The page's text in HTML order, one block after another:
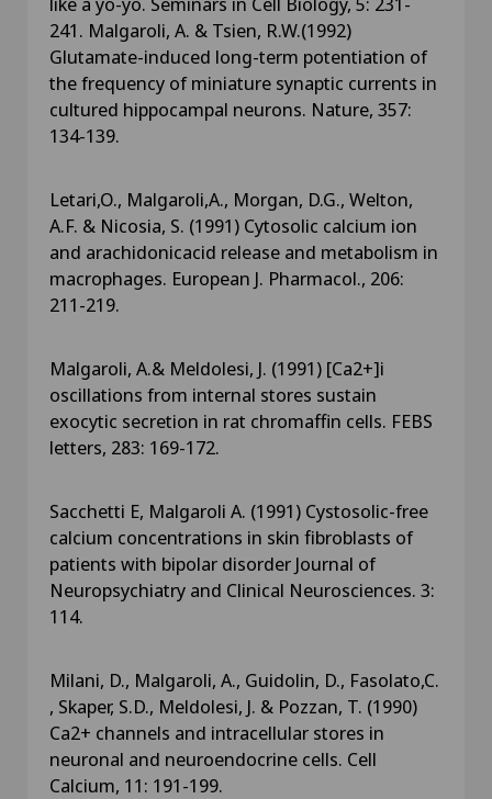
241. Malgaroli, A. & Tsien, R.W.(1992)
Glutamate-induced long-term potentiation of
the frequency of miniature synaptic currents in
cultured hippocampal neurons. Nature, 357:
134-139.
Letari,O., Malgaroli,A., Morgan, D.G., Welton,
A.F. & Nicosia, S. (1991) Cytosolic calcium ion
and arachidonicacid release and metabolism in
macrophages. European J. Pharmacol., 206:
211-219.
Malgaroli, A.& Meldolesi, J. (1991) [Ca2+]i
oscillations from internal stores sustain
exocytic secretion in rat chromaffin cells. FEBS
letters, 283: 169-172.
Sacchetti E, Malgaroli A. (1991) Cystosolic-free
calcium concentrations in skin fibroblasts of
patients with bipolar disorder Journal of
Neuropsychiatry and Clinical Neurosciences. 3:
114.
Milani, D., Malgaroli, A., Guidolin, D., Fasolato,C.
, Skaper, S.D., Meldolesi, J. & Pozzan, T. (1990)
Ca2+ channels and intracellular stores in
neuronal and neuroendocrine cells. Cell
Calcium, 11: 191-199.